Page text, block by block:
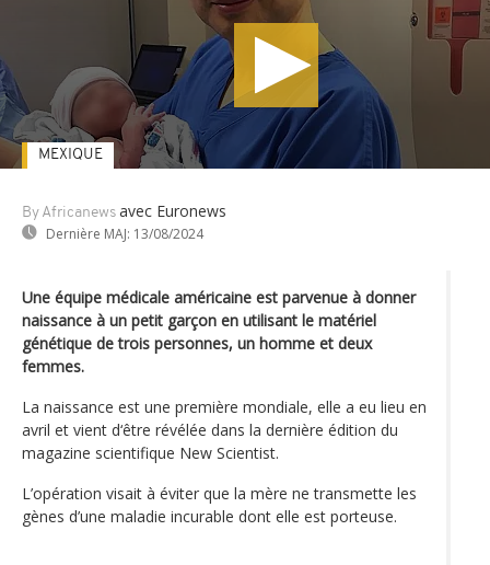
By Africanews avec Euronews
Dernière MAJ: 13/08/2024
MEXIQUE
Une équipe médicale américaine est parvenue à donner
naissance à un petit garçon en utilisant le matériel
génétique de trois personnes, un homme et deux
femmes.
La naissance est une première mondiale, elle a eu lieu en
avril et vient d‘être révélée dans la dernière édition du
magazine scientifique New Scientist.
L’opération visait à éviter que la mère ne transmette les
gènes d’une maladie incurable dont elle est porteuse.